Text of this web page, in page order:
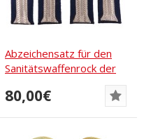
Abzeichensatz für den
Sanitätswaffenrock der
80,00€